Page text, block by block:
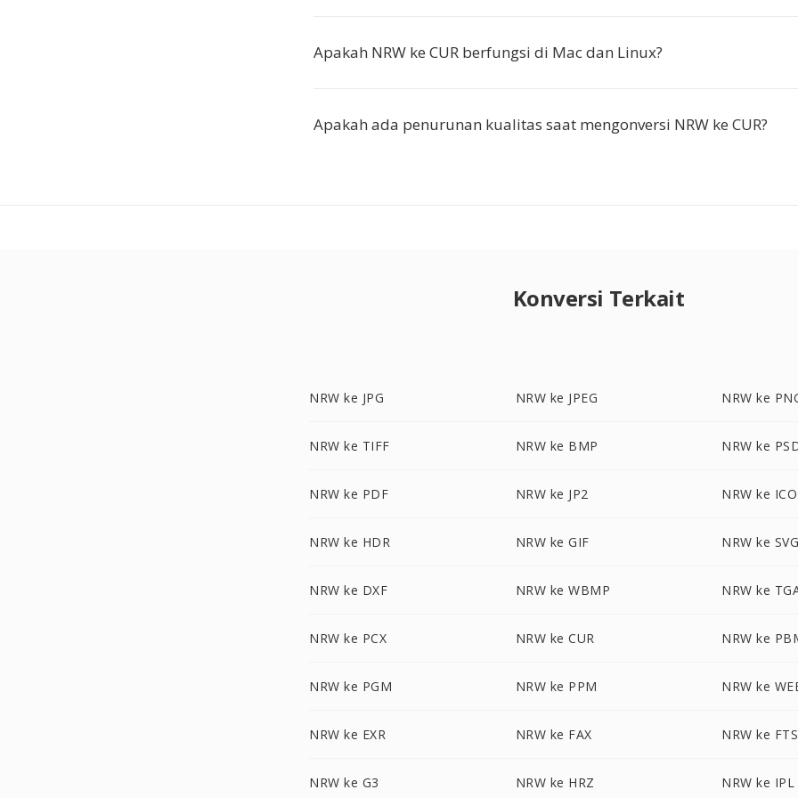
Apakah NRW ke CUR berfungsi di Mac dan Linux?
Apakah ada penurunan kualitas saat mengonversi NRW ke CUR?
Konversi Terkait
NRW ke JPG NRW ke JPEG NRW ke
NRW ke TIFF NRW ke BMP NRW ke
NRW ke PDF NRW ke JP2 NRW ke ICO
NRW ke HDR NRW ke GIF NRW ke
NRW ke DXF NRW ke WBMP NRW ke
NRW ke PCX NRW ke CUR NRW ke
NRW ke PGM NRW ke PPM NRW ke
NRW ke EXR NRW ke FAX NRW ke FTS
NRW ke G3 NRW ke HRZ NRW ke IPL